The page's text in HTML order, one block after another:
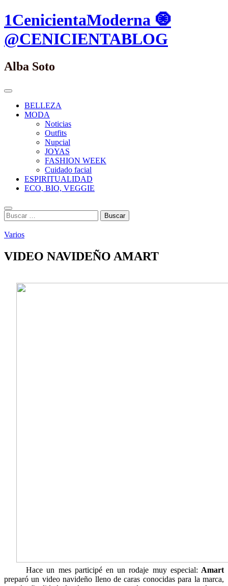
Saltar
al
contenido.
1CenicientaModerna 🧿
@CENICIENTABLOG
Alba Soto
Menú
PrincipalBELLEZA
MODA
Noticias
Outfits
Nupcial
JOYAS
FASHION WEEK
Cuidado facial
ESPIRITUALIDAD
ECO, BIO, VEGGIE
Buscar
Buscar:
Varios
VIDEO NAVIDEÑO AMART
Hace un mes participé en un rodaje muy especial: Amart
preparó un video navideño lleno de caras conocidas para la marca,